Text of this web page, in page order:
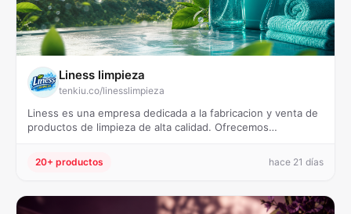
Liness limpieza
tenkiu.co/linesslimpieza
Liness es una empresa dedicada a la fabricacion y venta de
productos de limpieza de alta calidad. Ofrecemos…
20+ productos hace 21 días